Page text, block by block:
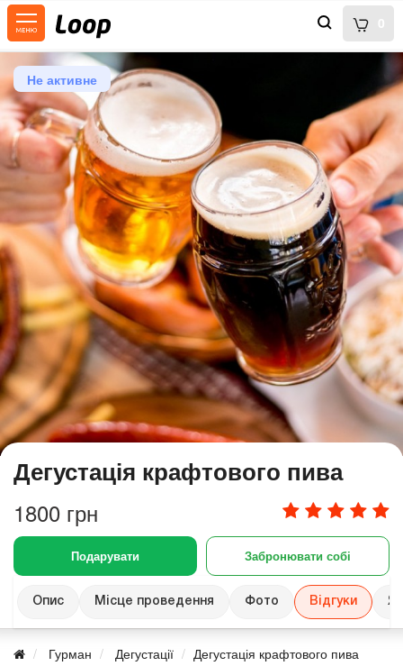
0
Не активне
Дегустація крафтового пива
1800 грн
Подарувати Забронювати собі
Опис Місце проведення Фото Відгуки
Гурман Дегустації Дегустація крафтового пива